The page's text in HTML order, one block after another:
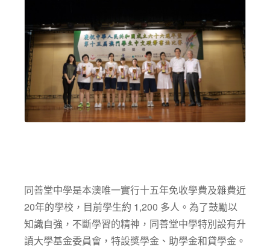
同善堂中學是本澳唯一實行十五年免收學費及雜費近
20年的學校，目前學生約 1,200 多人。為了鼓勵以
知識自強，不斷學習的精神，同善堂中學特別設有升
讀大學基金委員會，特設獎學金、助學金和貸學金。